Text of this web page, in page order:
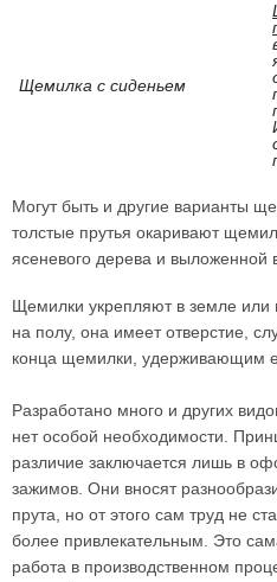
Щемилка с сиденьем
Могут быть и другие варианты
толстые прутья окаривают
ясеневого дерева и выложенной
Щемилки укрепляют в земле
на полу, она имеет отверстие,
конца щемилки, удерживающим
Разработано много и других
нет особой необходимости.
различие заключается лишь в
зажимов. Они вносят
прута, но от этого сам труд не
более привлекательным. Это
работа в производственном